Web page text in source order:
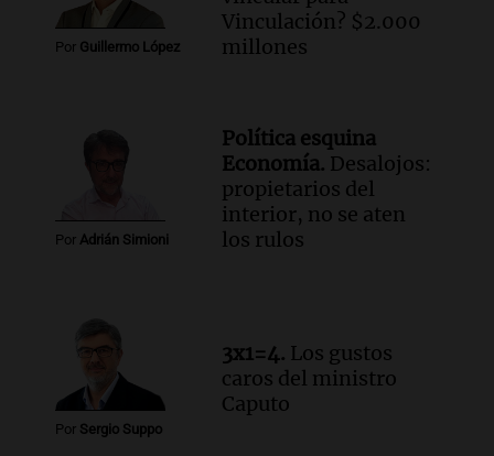
contra el tiempo: necesita un trasplante
para poder seguir viviend
Estiman que la inflación nacional
de julio será menor al 2,9% registrado
en CABA
Una mañana para todos
Episodios
Una mañana para todos
Episodios
Audio.Chile planteó mejorar la
conectividad fronteriza, aérea y digital
con Jujuy
Por Guillermo López
Vinculación? $2.000
millones
Por Adrián Simioni
Política esquina
Economía. Desalojos:
propietarios del
interior, no se aten
los rulos
Por Sergio Suppo
3x1=4. Los gustos
caros del ministro
Caputo